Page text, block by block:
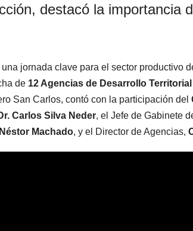
destacó la importancia
jornada clave para el sector productivo
de 12 Agencias de Desarrollo
San Carlos, contó con la participación del
Carlos Silva Neder, el Jefe de Gabinete
Machado, y el Director de Agencias,